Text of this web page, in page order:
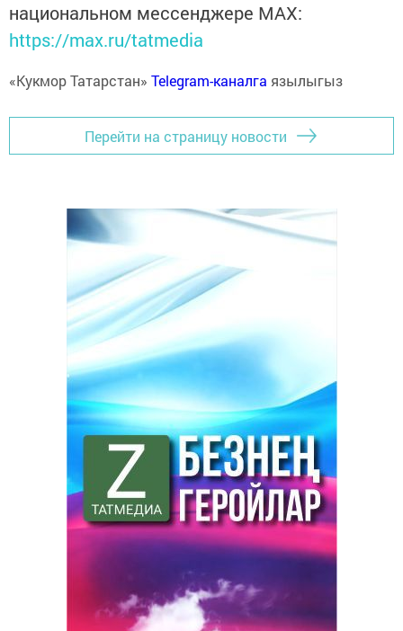
национальном мессенджере MАХ:
https://max.ru/tatmedia
«Кукмор Татарстан» Telegram-каналга язылыгыз
Перейти на страницу новости